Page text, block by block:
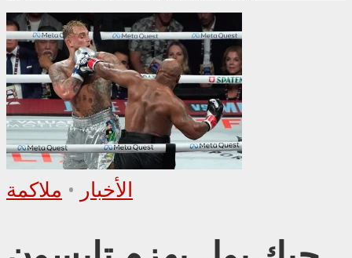
الأخبار • ملاكمة